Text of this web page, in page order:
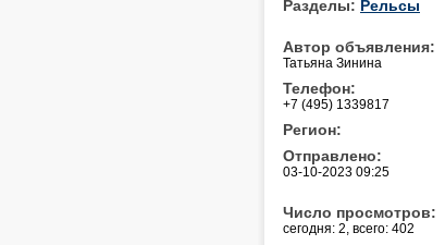
Разделы: Рельсы
Автор объявления:
Татьяна Зинина
Телефон:
+7 (495) 1339817
Регион:
Отправлено:
03-10-2023 09:25
Число просмотров:
сегодня: 2, всего: 402